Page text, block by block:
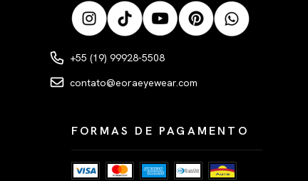
+55 (19) 99928-5508
contato@eoraeyewear.com
FORMAS DE PAGAMENTO